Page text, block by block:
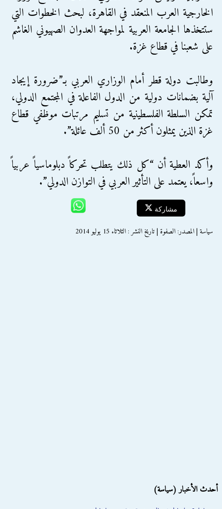
الخارجية العرب المنعقد في القاهرة، لبحث الخطوات التي
ستتخذها الجامعة العربية لمواجهة العدوان الصهيوني الغاشم
على شعبنا في قطاع غزة.
وطالبت دولة قطر أمام الوزاري العربي بـ”ضرورة إيجاد
آلية بضمانات دولية من الدول الفاعلة في المجتمع الدولي،
تمكن السلطة الفلسطينية من تسليم مرتبات موظفي قطاع
غزة الذين يمثلون أكثر من 50 ألف عائلة”.
وأكد العطية أن “كل ذلك يتطلب تحركاً دبلوماسياً عربياً
واسعاً، يعتمد على التأثير العربي في التوازن الدولي”.
مشاركة
سياسة | المصدر: الصفوة | تاريخ النشر : الثلاثاء 15 يوليو 2014
أحدث الأخبار (سياسة)